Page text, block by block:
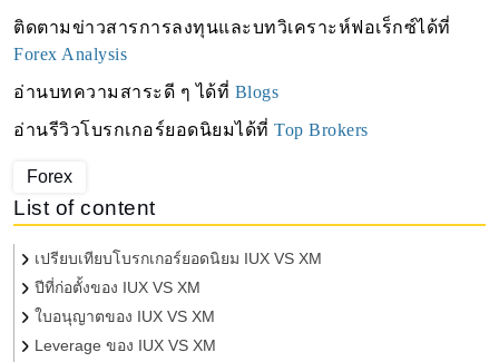
Forex Analysis
อ่านบทความสาระดี ๆ ได้ที่ Blogs
อ่านรีวิวโบรกเกอร์ยอดนิยมได้ที่ Top Brokers
Forex
List of content
เปรียบเทียบโบรกเกอร์ยอดนิยม IUX VS XM
ปีที่ก่อตั้งของ IUX VS XM
ใบอนุญาตของ IUX VS XM
Leverage ของ IUX VS XM